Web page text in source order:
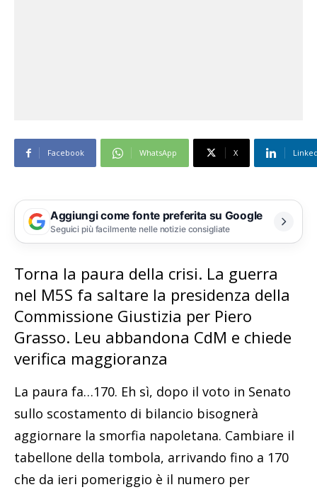
Facebook WhatsApp X
Aggiungi come fonte preferita su Google
Seguici più facilmente nelle notizie consigliate
Torna la paura della crisi. La guerra
nel M5S fa saltare la presidenza della
Commissione Giustizia per Piero
Grasso. Leu abbandona CdM e chiede
verifica maggioranza
La paura fa…170. Eh sì, dopo il voto in Senato
sullo scostamento di bilancio bisognerà
aggiornare la smorfia napoletana. Cambiare il
tabellone della tombola, arrivando fino a 170
che da ieri pomeriggio è il numero per